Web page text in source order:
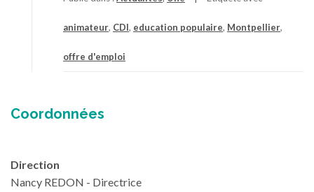
animateur, CDI, education populaire, Montpellier,
offre d'emploi
Coordonnées
Direction
Nancy REDON - Directrice